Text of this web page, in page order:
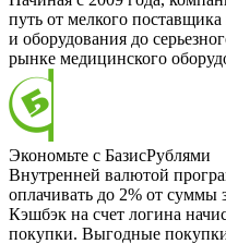
путь от мелкого
и оборудования до
рынке медицинского
Экономьте с БазисРублями
Внутренней валютой
оплачивать до 2% от суммы
Кэшбэк на счет логина
покупки. Выгодные